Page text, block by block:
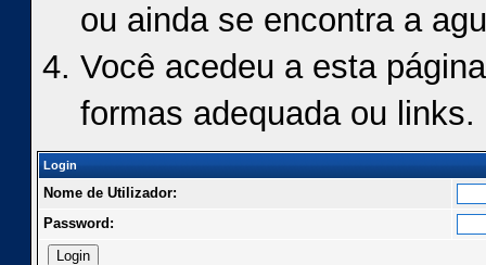
ou ainda se encontra a
Você acedeu a esta
formas adequada ou links.
Login
Nome de Utilizador:
Password: